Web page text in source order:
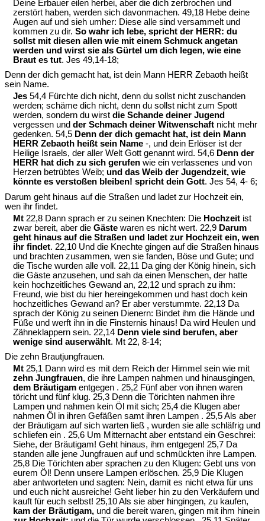
Deine Erbauer eilen herbei, aber die dich zerbrochen und
zerstört haben, werden sich davonmachen. 49,18 Hebe deine
Augen auf und sieh umher: Diese alle sind versammelt und
kommen zu dir. So wahr ich lebe, spricht der HERR: du
sollst mit diesen allen wie mit einem Schmuck angetan
werden und wirst sie als Gürtel um dich legen, wie eine
Braut es tut. Jes 49,14-18;
Denn der dich gemacht hat, ist dein Mann HERR Zebaoth heißt
sein Name.
Jes 54,4 Fürchte dich nicht, denn du sollst nicht zuschanden
werden; schäme dich nicht, denn du sollst nicht zum Spott
werden, sondern du wirst die Schande deiner Jugend
vergessen und der Schmach deiner Witwenschaft nicht mehr
gedenken. 54,5 Denn der dich gemacht hat, ist dein Mann
HERR Zebaoth heißt sein Name -, und dein Erlöser ist der
Heilige Israels, der aller Welt Gott genannt wird. 54,6 Denn der
HERR hat dich zu sich gerufen wie ein verlassenes und von
Herzen betrübtes Weib; und das Weib der Jugendzeit, wie
könnte es verstoßen bleiben! spricht dein Gott. Jes 54, 4- 6;
Darum geht hinaus auf die Straßen und ladet zur Hochzeit ein,
wen ihr findet.
Mt 22,8 Dann sprach er zu seinen Knechten: Die Hochzeit ist
zwar bereit, aber die Gäste waren es nicht wert. 22,9 Darum
geht hinaus auf die Straßen und ladet zur Hochzeit ein, wen
ihr findet. 22,10 Und die Knechte gingen auf die Straßen hinaus
und brachten zusammen, wen sie fanden, Böse und Gute; und
die Tische wurden alle voll. 22,11 Da ging der König hinein, sich
die Gäste anzusehen, und sah da einen Menschen, der hatte
kein hochzeitliches Gewand an, 22,12 und sprach zu ihm:
Freund, wie bist du hier hereingekommen und hast doch kein
hochzeitliches Gewand an? Er aber verstummte. 22,13 Da
sprach der König zu seinen Dienern: Bindet ihm die Hände und
Füße und werft ihn in die Finsternis hinaus! Da wird Heulen und
Zähneklappern sein. 22,14 Denn viele sind berufen, aber
wenige sind auserwählt. Mt 22, 8-14;
Die zehn Brautjungfrauen.
Mt 25,1 Dann wird es mit dem Reich der Himmel sein wie mit
zehn Jungfrauen, die ihre Lampen nahmen und hinausgingen,
dem Bräutigam entgegen . 25,2 Fünf aber von ihnen waren
töricht und fünf klug. 25,3 Denn die Törichten nahmen ihre
Lampen und nahmen kein Öl mit sich; 25,4 die Klugen aber
nahmen Öl in ihren Gefäßen samt ihren Lampen . 25,5 Als aber
der Bräutigam auf sich warten ließ , wurden sie alle schläfrig und
schliefen ein . 25,6 Um Mitternacht aber entstand ein Geschrei:
Siehe, der Bräutigam! Geht hinaus, ihm entgegen! 25,7 Da
standen alle jene Jungfrauen auf und schmückten ihre Lampen.
25,8 Die Törichten aber sprachen zu den Klugen: Gebt uns von
eurem Öl! Denn unsere Lampen erlöschen. 25,9 Die Klugen
aber antworteten und sagten: Nein, damit es nicht etwa für uns
und euch nicht ausreiche! Geht lieber hin zu den Verkäufern und
kauft für euch selbst! 25,10 Als sie aber hingingen, zu kaufen,
kam der Bräutigam, und die bereit waren, gingen mit ihm hinein